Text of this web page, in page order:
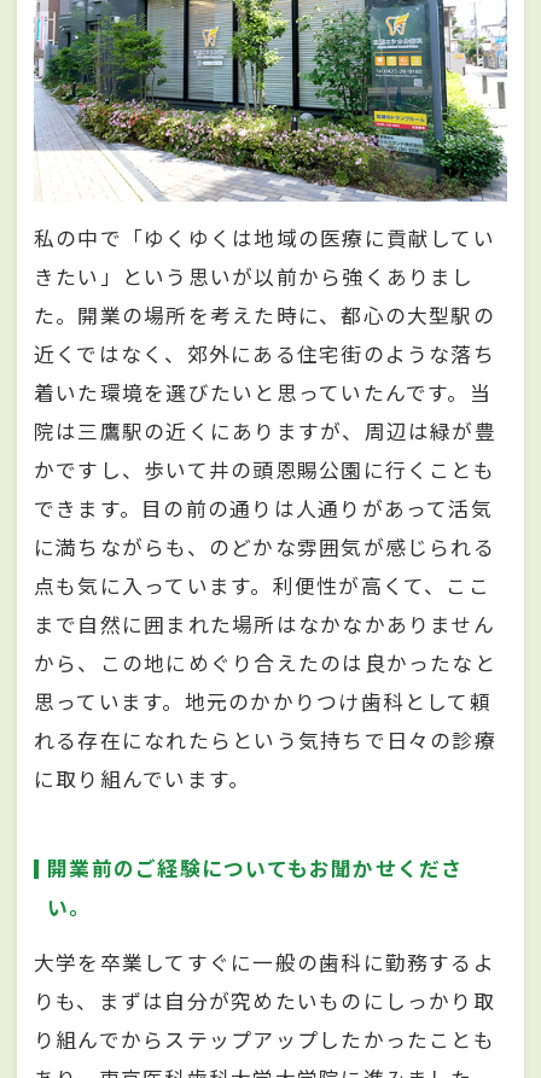
私の中で「ゆくゆくは地域の医療に貢献してい
きたい」という思いが以前から強くありまし
た。開業の場所を考えた時に、都心の大型駅の
近くではなく、郊外にある住宅街のような落ち
着いた環境を選びたいと思っていたんです。当
院は三鷹駅の近くにありますが、周辺は緑が豊
かですし、歩いて井の頭恩賜公園に行くことも
できます。目の前の通りは人通りがあって活気
に満ちながらも、のどかな雰囲気が感じられる
点も気に入っています。利便性が高くて、ここ
まで自然に囲まれた場所はなかなかありません
から、この地にめぐり合えたのは良かったなと
思っています。地元のかかりつけ歯科として頼
れる存在になれたらという気持ちで日々の診療
に取り組んでいます。
開業前のご経験についてもお聞かせくださ
い。
大学を卒業してすぐに一般の歯科に勤務するよ
りも、まずは自分が究めたいものにしっかり取
り組んでからステップアップしたかったことも